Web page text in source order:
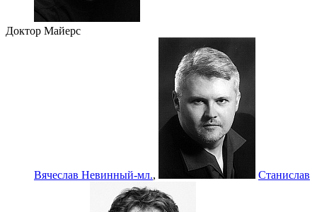
Доктор Майерс
Вячеслав Невинный-мл., Станислав